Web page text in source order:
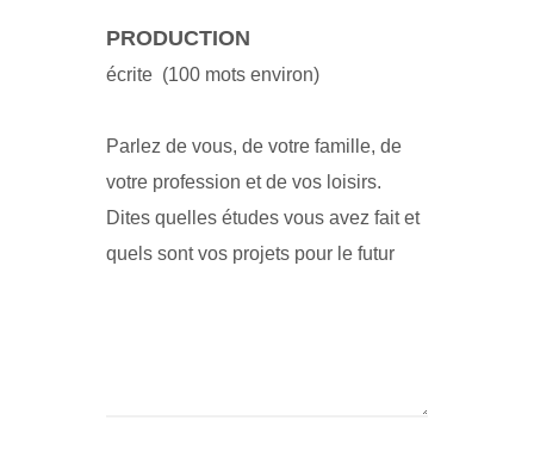
PRODUCTION
écrite (100 mots environ)
Parlez de vous, de votre famille, de
votre profession et de vos loisirs.
Dites quelles études vous avez fait et
quels sont vos projets pour le futur